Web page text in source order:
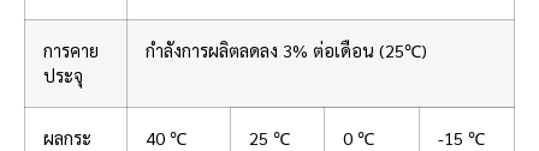
การคาย
ประจุ
กำลังการผลิตลดลง 3% ต่อเดือน (25℃)
ผลกระ
40 ℃ 25 ℃ 0 ℃ -15 ℃